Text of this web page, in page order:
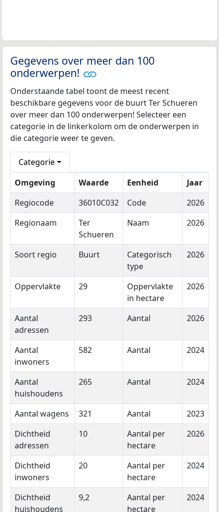
Gegevens over meer dan 100
onderwerpen!
Onderstaande tabel toont de meest recent
beschikbare gegevens voor de buurt Ter Schueren
over meer dan 100 onderwerpen! Selecteer een
categorie in de linkerkolom om de onderwerpen in
die categorie weer te geven.
Categorie
Omgeving
Waarde Eenheid
Jaar
Regiocode
36010C032 Code
2026
Regionaam
Ter
Schueren
Naam 2026
Soort regio Buurt
Categorisch
type
2026
Oppervlakte 29
Oppervlakte
in hectare
2026
Aantal
adressen
293 Aantal 2026
Aantal
inwoners
582 Aantal 2024
Aantal
huishoudens
265 Aantal 2024
Aantal wagens 321 Aantal
2023
Dichtheid
adressen
10
Aantal per
hectare
2026
Dichtheid
inwoners
20
Aantal per
hectare
2024
Dichtheid
huishoudens
9,2
Aantal per
hectare
2024